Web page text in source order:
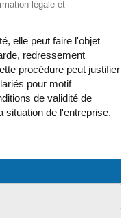
légale et
elle peut faire l'objet
redressement
procédure peut justifier
pour motif
de validité de
situation de l'entreprise.